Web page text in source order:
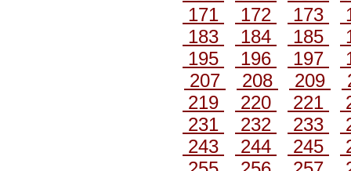
171
172 173
183
184 185
195
196 197
207
208 209
219
220 221
231
232 233
243
244 245